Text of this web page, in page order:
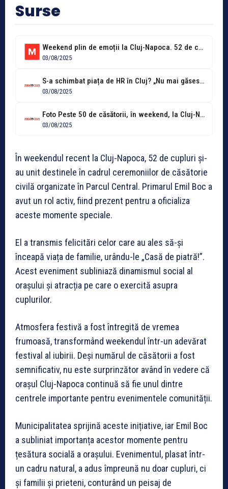
Surse
Weekend plin de emoții la Cluj-Napoca. 52 de cupluri au spus „DA”!
03/08/2025
S-a schimbat piața de HR în Cluj? „Nu mai găsesc job-uri. De...
03/08/2025
Foto Peste 50 de căsătorii, în weekend, la Cluj-Napoca. Primarul Emil Boc,...
03/08/2025
În weekendul recent la Cluj-Napoca, 52 de cupluri și-
au unit destinele în cadrul ceremoniilor de căsătorie
civilă organizate în Parcul Central. Primarul Emil Boc a
avut un rol activ, fiind prezent pentru a oficializa
aceste momente speciale.
El a transmis felicitări celor care au ales să-și
înceapă viața de familie, urându-le „Casă de piatră!”.
Acest eveniment subliniază dinamismul social al
orașului și atracția pe care o exercită asupra
cuplurilor.
Atmosfera festivă a fost întregită de vremea
frumoasă, transformând weekendul într-un adevărat
festival al iubirii. Deși numărul de căsătorii a fost
semnificativ, nu este surprinzător având în vedere că
orașul Cluj-Napoca continuă să fie unul dintre
centrele importante pentru evenimentele comunității.
Municipalitatea sprijină aceste inițiative, iar Emil Boc
a subliniat importanța acestor momente pentru
țesătura socială a orașului. Evenimentul, plasat într-
un cadru natural, a adus împreună nu doar cupluri, ci
și familii și prieteni, conturând un peisaj de